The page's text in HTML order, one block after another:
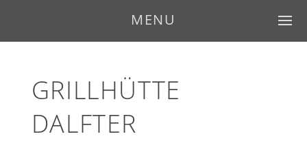
MENU
GRILLHÜTTE
DALFTER